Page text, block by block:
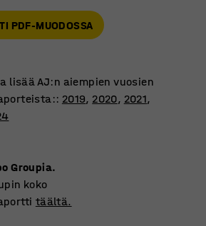
PDF-MUODOSSA
lisää AJ:n aiempien vuosien
2019, 2020, 2021,
Groupia.
koko
täältä.